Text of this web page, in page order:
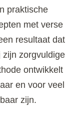
praktische
met verse
resultaat dat
zorgvuldige
ontwikkelt
en voor veel
zijn.